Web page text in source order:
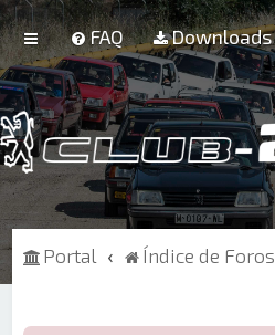
FAQ Downloads
Portal Índice de Foros